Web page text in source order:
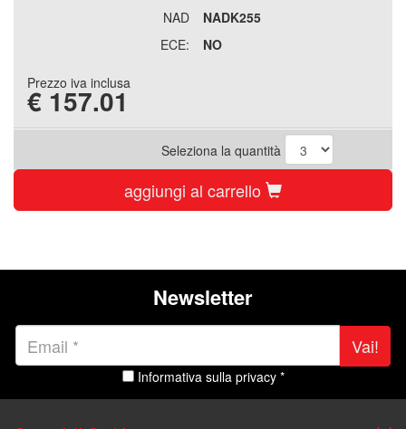
NAD
NADK255
ECE:
NO
Prezzo iva inclusa
€ 157.01
Seleziona la quantità
aggiungi al carrello
Newsletter
Vai!
Informativa sulla privacy *